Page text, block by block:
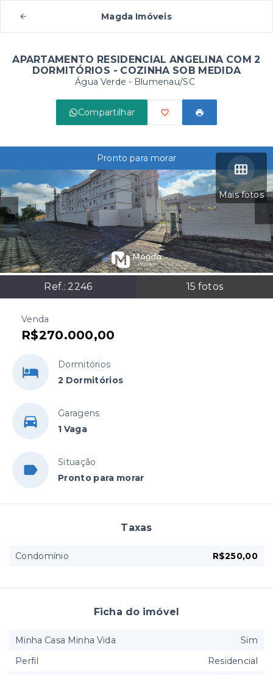
Magda Imóveis
APARTAMENTO RESIDENCIAL ANGELINA COM 2
DORMITÓRIOS - COZINHA SOB MEDIDA
Água Verde - Blumenau/SC
Compartilhar
Mais fotos
Ref.: 2246 15 fotos
Pronto para morar
Venda
R$270.000,00
Dormitórios
2 Dormitórios
Garagens
1 Vaga
Situação
Pronto para morar
Taxas
Condomínio R$250,00
Ficha do imóvel
Minha Casa Minha Vida
Sim
Perfil
Residencial